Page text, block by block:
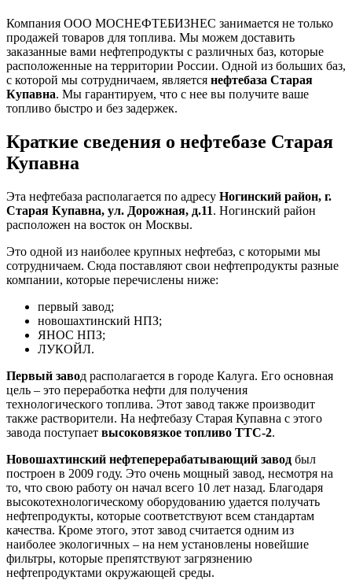
Компания ООО МОСНЕФТЕБИЗНЕС занимается не только
продажей товаров для топлива. Мы можем доставить
заказанные вами нефтепродукты с различных баз, которые
расположенные на территории России. Одной из больших баз,
с которой мы сотрудничаем, является нефтебаза Старая
Купавна. Мы гарантируем, что с нее вы получите ваше
топливо быстро и без задержек.
Краткие сведения о нефтебазе Старая
Купавна
Эта нефтебаза располагается по адресу Ногинский район, г.
Старая Купавна, ул. Дорожная, д.11. Ногинский район
расположен на восток он Москвы.
Это одной из наиболее крупных нефтебаз, с которыми мы
сотрудничаем. Сюда поставляют свои нефтепродукты разные
компании, которые перечислены ниже:
первый завод;
новошахтинский НПЗ;
ЯНОС НПЗ;
ЛУКОЙЛ.
Первый завод располагается в городе Калуга. Его основная
цель – это переработка нефти для получения
технологического топлива. Этот завод также производит
также растворители. На нефтебазу Старая Купавна с этого
завода поступает высоковязкое топливо ТТС-2.
Новошахтинский нефтеперерабатывающий завод был
построен в 2009 году. Это очень мощный завод, несмотря на
то, что свою работу он начал всего 10 лет назад. Благодаря
высокотехнологическому оборудованию удается получать
нефтепродукты, которые соответствуют всем стандартам
качества. Кроме этого, этот завод считается одним из
наиболее экологичных – на нем установлены новейшие
фильтры, которые препятствуют загрязнению
нефтепродуктами окружающей среды.